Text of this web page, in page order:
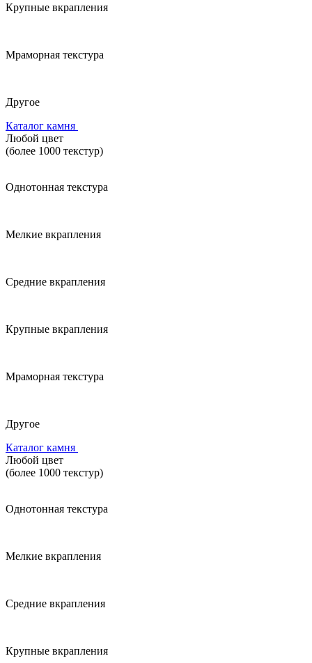
Крупные вкрапления
Мраморная текстура
Другое
Каталог камня
Любой цвет
(более 1000 текстур)
Однотонная текстура
Мелкие вкрапления
Средние вкрапления
Крупные вкрапления
Мраморная текстура
Другое
Каталог камня
Любой цвет
(более 1000 текстур)
Однотонная текстура
Мелкие вкрапления
Средние вкрапления
Крупные вкрапления